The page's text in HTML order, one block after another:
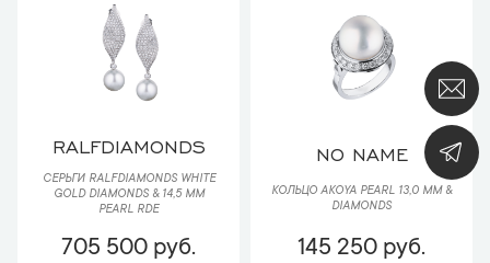
RALFDIAMONDS
СЕРЬГИ RALFDIAMONDS WHITE
GOLD DIAMONDS & 14,5 MM
PEARL RDE
705 500 руб.
NO NAME
КОЛЬЦО AKOYA PEARL 13,0 MM &
DIAMONDS
145 250 руб.